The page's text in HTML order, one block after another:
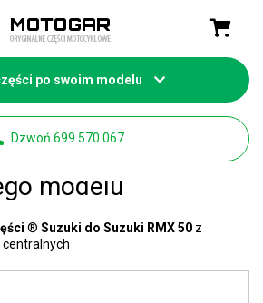
po swoim modelu
Dzwoń 699 570 067
motocyklowe Suzuki
50 części- mamy 13
modelu
® Suzuki do Suzuki RMX 50 z